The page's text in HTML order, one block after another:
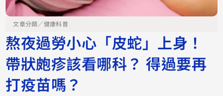
文章分類／健康科普
熬夜過勞小心「皮蛇」上身！
帶狀皰疹該看哪科？ 得過要再
打疫苗嗎？